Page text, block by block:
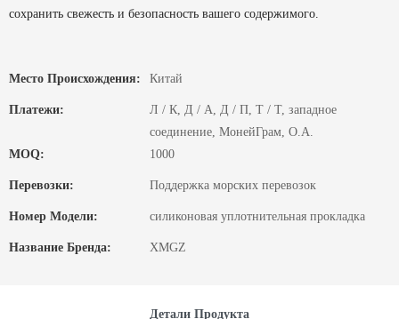
сохранить свежесть и безопасность вашего содержимого.
Место Происхождения: Китай
Платежи:
Л / К, Д / А, Д / П, Т / Т, западное
соединение, МонейГрам, О.А.
MOQ:
1000
Перевозки: Поддержка морских перевозок
Номер Модели: силиконовая уплотнительная прокладка
Название Бренда: XMGZ
Детали Продукта